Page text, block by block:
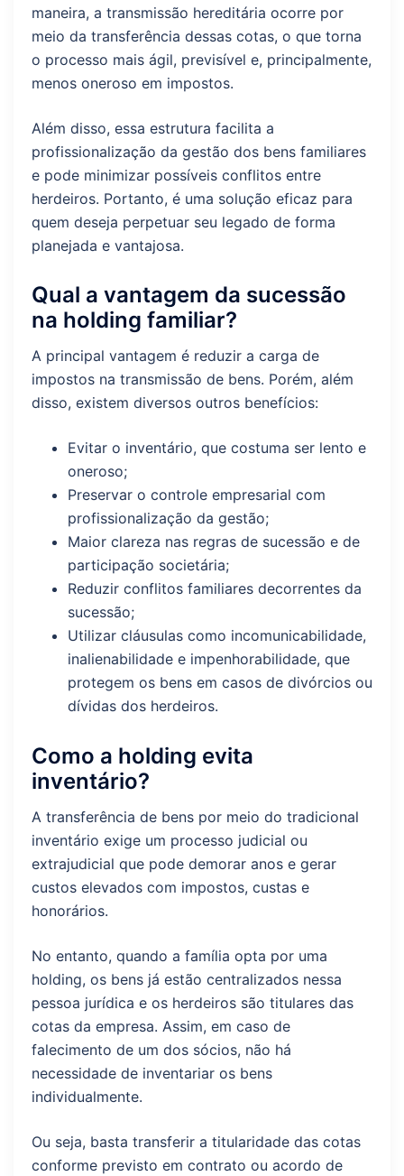
maneira, a transmissão hereditária ocorre por
meio da transferência dessas cotas, o que torna
o processo mais ágil, previsível e, principalmente,
menos oneroso em impostos.
Além disso, essa estrutura facilita a
profissionalização da gestão dos bens familiares
e pode minimizar possíveis conflitos entre
herdeiros. Portanto, é uma solução eficaz para
quem deseja perpetuar seu legado de forma
planejada e vantajosa.
Qual a vantagem da sucessão
na holding familiar?
A principal vantagem é reduzir a carga de
impostos na transmissão de bens. Porém, além
disso, existem diversos outros benefícios:
Evitar o inventário, que costuma ser lento e
oneroso;
Preservar o controle empresarial com
profissionalização da gestão;
Maior clareza nas regras de sucessão e de
participação societária;
Reduzir conflitos familiares decorrentes da
sucessão;
Utilizar cláusulas como incomunicabilidade,
inalienabilidade e impenhorabilidade, que
protegem os bens em casos de divórcios ou
dívidas dos herdeiros.
Como a holding evita
inventário?
A transferência de bens por meio do tradicional
inventário exige um processo judicial ou
extrajudicial que pode demorar anos e gerar
custos elevados com impostos, custas e
honorários.
No entanto, quando a família opta por uma
holding, os bens já estão centralizados nessa
pessoa jurídica e os herdeiros são titulares das
cotas da empresa. Assim, em caso de
falecimento de um dos sócios, não há
necessidade de inventariar os bens
individualmente.
Ou seja, basta transferir a titularidade das cotas
conforme previsto em contrato ou acordo de